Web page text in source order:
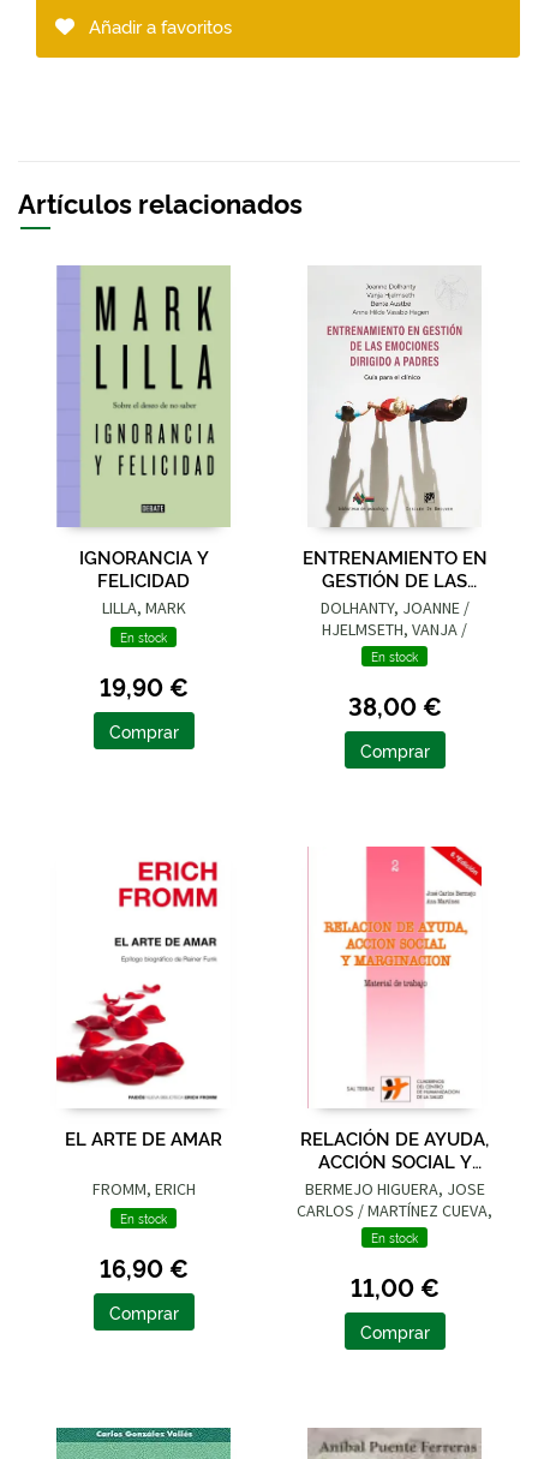
Añadir a favoritos
Artículos relacionados
IGNORANCIA Y
FELICIDAD
LILLA, MARK
En stock
19,90 €
Comprar
ENTRENAMIENTO EN
GESTIÓN DE LAS
EMOCIONES DIRIGIDO
A PADRES. GUÍA PARA
EL CLÍNIC
DOLHANTY, JOANNE /
HJELMSETH, VANJA /
AUSTBO, BENTE / VASSBO
HAGEN, ANNE HILDE
En stock
38,00 €
Comprar
EL ARTE DE AMAR
FROMM, ERICH
En stock
16,90 €
Comprar
RELACIÓN DE AYUDA,
ACCIÓN SOCIAL Y
MARGINACIÓN
BERMEJO HIGUERA, JOSE
CARLOS / MARTÍNEZ CUEVA,
ANA
En stock
11,00 €
Comprar